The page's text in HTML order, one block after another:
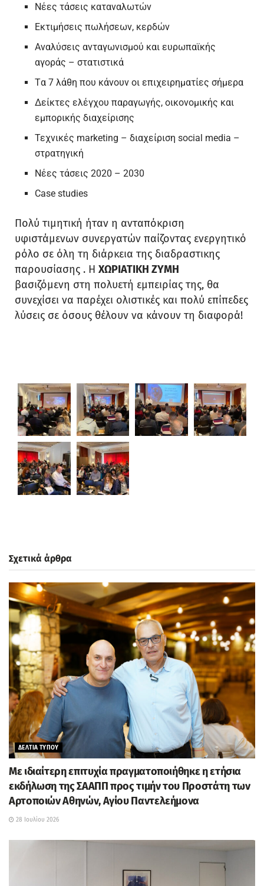
Νέες τάσεις καταναλωτών
Εκτιμήσεις πωλήσεων, κερδών
Αναλύσεις ανταγωνισμού και ευρωπαϊκής
αγοράς – στατιστικά
Tα 7 λάθη που κάνουν οι επιχειρηματίες σήμερα
Δείκτες ελέγχου παραγωγής, οικονομικής και
εμπορικής διαχείρισης
Τεχνικές marketing – διαχείριση social media –
στρατηγική
Νέες τάσεις 2020 – 2030
Case studies
Πολύ τιμητική ήταν η ανταπόκριση
υφιστάμενων συνεργατών παίζοντας ενεργητικό
ρόλο σε όλη τη διάρκεια της διαδραστικης
παρουσίασης . Η ΧΩΡΙΑΤΙΚΗ ΖΥΜΗ
βασιζόμενη στη πολυετή εμπειρίας της, θα
συνεχίσει να παρέχει ολιστικές και πολύ επίπεδες
λύσεις σε όσους θέλουν να κάνουν τη διαφορά!
Σχετικά άρθρα
ΔΕΛΤΙΑ ΤΥΠΟΥ
Με ιδιαίτερη επιτυχία πραγματοποιήθηκε η ετήσια
εκδήλωση της ΣΑΑΠΠ προς τιμήν του Προστάτη των
Αρτοποιών Αθηνών, Αγίου Παντελεήμονα
28 Ιουλίου 2026